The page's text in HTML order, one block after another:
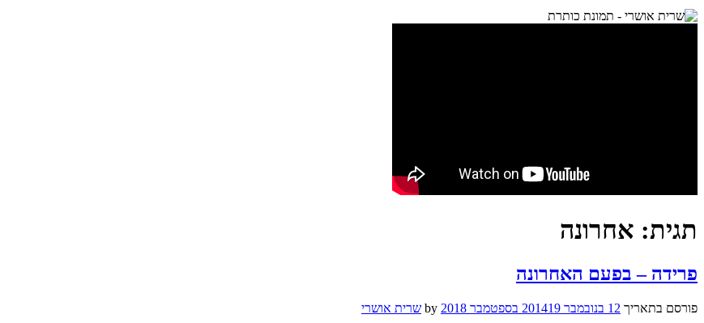
תגית: אחרונה
פרידה – בפעם האחרונה
פורסם בתאריך 12 בנובמבר 2014 19 בספטמבר 2018 שרית אושרי